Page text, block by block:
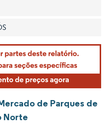
de Parques de
Norte